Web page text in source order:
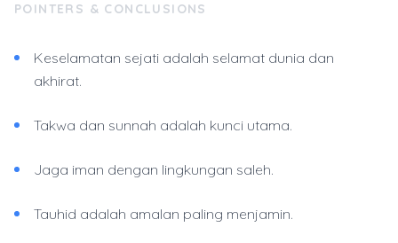
POINTERS & CONCLUSIONS
Keselamatan sejati adalah selamat dunia dan
akhirat.
Takwa dan sunnah adalah kunci utama.
Jaga iman dengan lingkungan saleh.
Tauhid adalah amalan paling menjamin.